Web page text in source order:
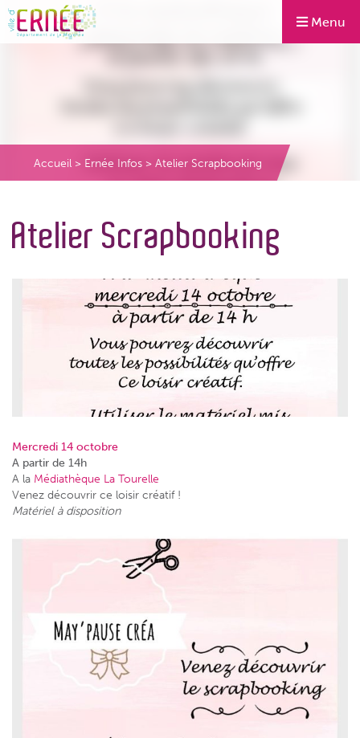
Menu
Accueil > Ernée Infos > Atelier Scrapbooking
Atelier Scrapbooking
Mercredi 14 octobre
A partir de 14h
A la Médiathèque La Tourelle
Venez découvrir ce loisir créatif !
Matériel à disposition